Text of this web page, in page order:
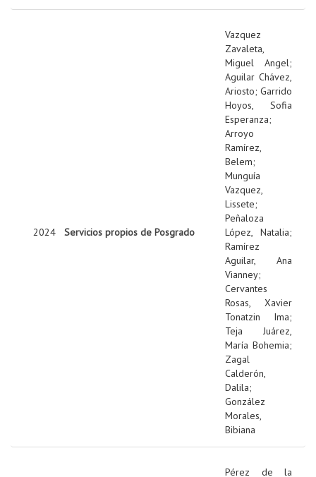
2024 Servicios propios de Posgrado
Vazquez
Zavaleta,
Miguel Angel;
Aguilar Chávez,
Ariosto; Garrido
Hoyos, Sofia
Esperanza;
Arroyo
Ramírez,
Belem;
Munguía
Vazquez,
Lissete;
Peñaloza
López, Natalia;
Ramírez
Aguilar, Ana
Vianney;
Cervantes
Rosas, Xavier
Tonatzin Ima;
Teja Juárez,
María Bohemia;
Zagal
Calderón,
Dalila;
González
Morales,
Bibiana
Pérez de la